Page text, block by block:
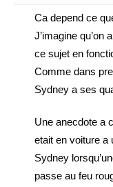
Ca depend ce
J’imagine qu’on
ce sujet en
Comme dans
Sydney a ses
Une anecdote a
etait en voiture a
Sydney
passe au feu